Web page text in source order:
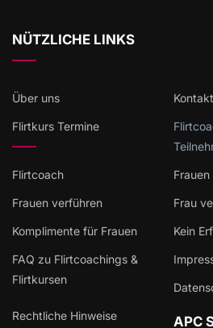
NÜTZLICHE LINKS
Über uns Kontakt
Flirtkurs Termine
Flirtcoach
Frauen verführen Frau
Komplimente für Frauen Kein
FAQ zu Flirtcoachings &
Flirtkursen
Rechtliche Hinweise
APC